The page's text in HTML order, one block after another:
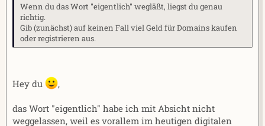
Wenn du das Wort "eigentlich" wegläßt, liegst du genau
richtig.
Gib (zunächst) auf keinen Fall viel Geld für Domains kaufen
oder registrieren aus.
Hey du ,
das Wort "eigentlich" habe ich mit Absicht nicht
weggelassen, weil es vorallem im heutigen digitalen